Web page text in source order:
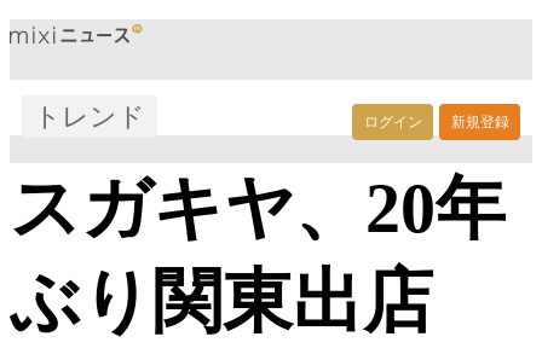
ログイン 新規登録
トレンド
スガキヤ、20年
ぶり関東出店